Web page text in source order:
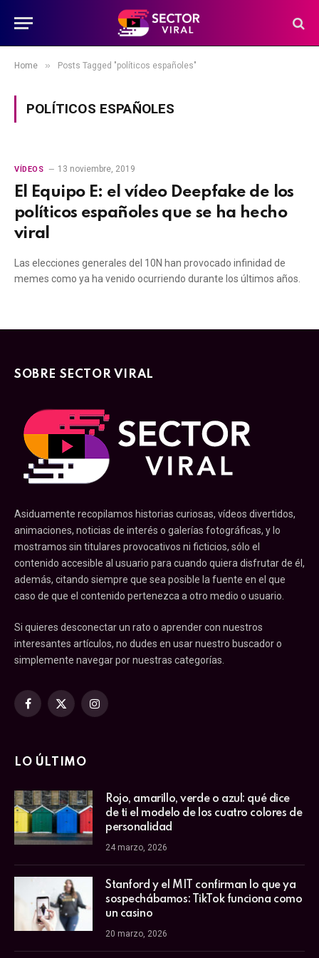
Home » Posts Tagged "políticos españoles"
POLÍTICOS ESPAÑOLES
VÍDEOS 13 noviembre, 2019
El Equipo E: el vídeo Deepfake de los
políticos españoles que se ha hecho
viral
Las elecciones generales del 10N han provocado infinidad de
memes como ya ha venido ocurriendo durante los últimos años.
SOBRE SECTOR VIRAL
Asiduamente recopilamos historias curiosas, vídeos divertidos,
animaciones, noticias de interés o galerías fotográficas, y lo
mostramos sin titulares provocativos ni ficticios, sólo el
contenido accesible al usuario para cuando quiera disfrutar de él,
además, citando siempre que sea posible la fuente en el que
caso de que el contenido pertenezca a otro medio o usuario.
Si quieres desconectar un rato o aprender con nuestros
interesantes artículos, no dudes en usar nuestro buscador o
simplemente navegar por nuestras categorías.
Facebook
X
Instagram
LO ÚLTIMO
Rojo, amarillo, verde o azul: qué dice
de ti el modelo de los cuatro colores de
personalidad
24 marzo, 2026
Stanford y el MIT confirman lo que ya
sospechábamos: TikTok funciona como
un casino
20 marzo, 2026